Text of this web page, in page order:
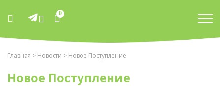
0
Главная > Новости > Новое Поступление
Новое Поступление